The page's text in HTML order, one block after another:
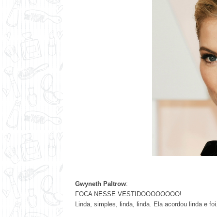
Gwyneth Paltrow:
FOCA NESSE VESTIDOOOOOOOO!
Linda, simples, linda, linda. Ela acordou linda e